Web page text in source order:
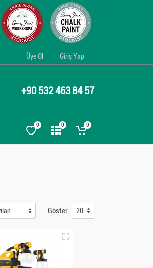
Üye Ol Giriş Yap
+90 532 463 84 57
0 0 0
Göster